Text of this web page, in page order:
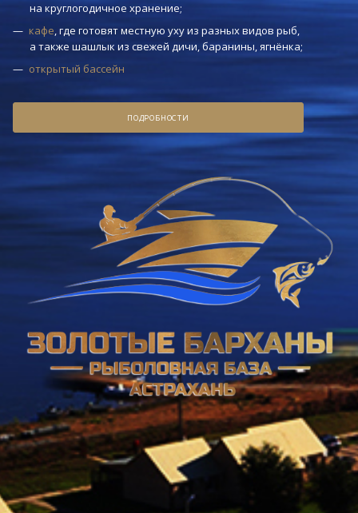
на круглогодичное хранение;
кафе, где готовят местную уху из разных видов рыб,
а также шашлык из свежей дичи, баранины, ягнёнка;
открытый бассейн
ПОДРОБНОСТИ